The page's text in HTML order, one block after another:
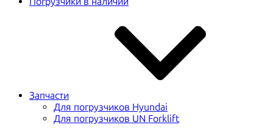
Запчасти
Для погрузчиков Hyundai
Для погрузчиков UN Forklift